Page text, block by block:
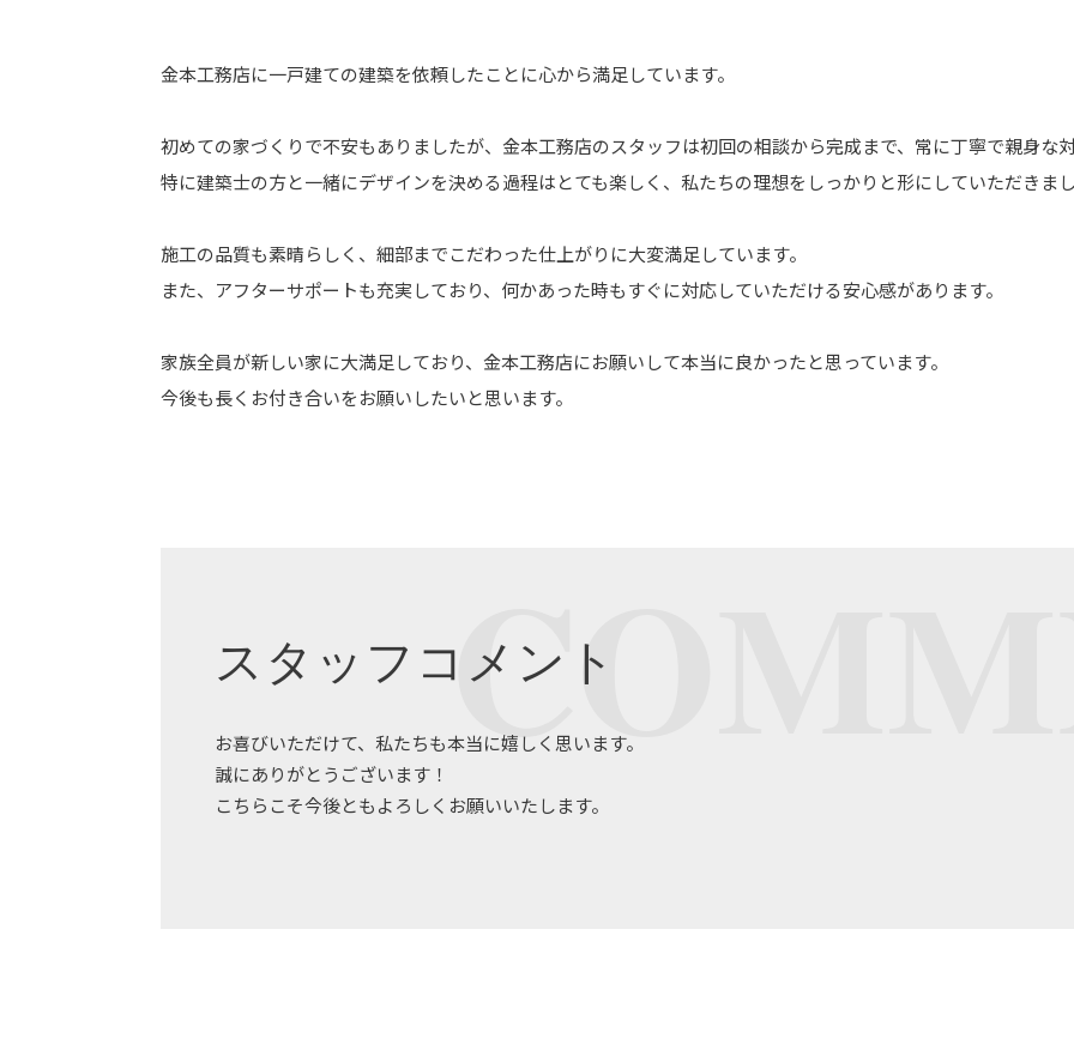
金本工務店に一戸建ての建築を依頼したことに心から満足しています。
初めての家づくりで不安もありましたが、金本工務店のスタッフは初回の相談から完成まで、常に丁寧で親身な
特に建築士の方と一緒にデザインを決める過程はとても楽しく、私たちの理想をしっかりと形にしていただきま
施工の品質も素晴らしく、細部までこだわった仕上がりに大変満足しています。
また、アフターサポートも充実しており、何かあった時もすぐに対応していただける安心感があります。
家族全員が新しい家に大満足しており、金本工務店にお願いして本当に良かったと思っています。
今後も長くお付き合いをお願いしたいと思います。
スタッフコメント
お喜びいただけて、私たちも本当に嬉しく思います。
誠にありがとうございます！
こちらこそ今後ともよろしくお願いいたします。